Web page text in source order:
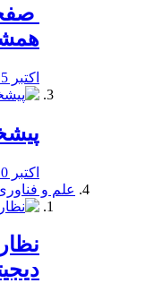
اکتبر 15, 2019
اکتبر 10, 2019
علم و